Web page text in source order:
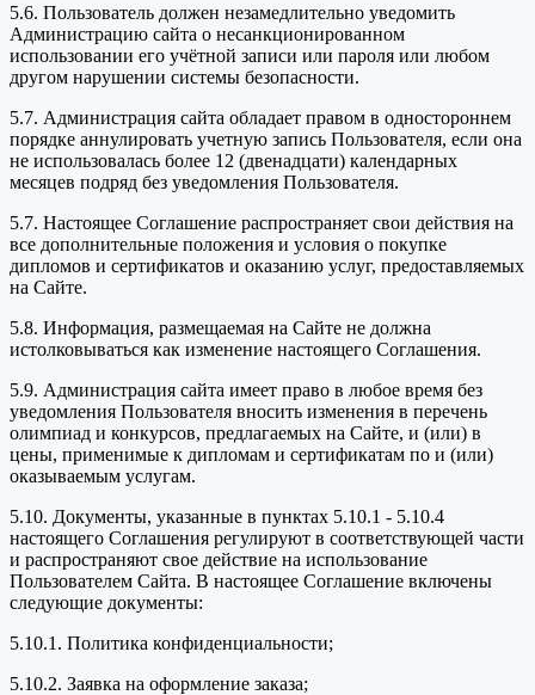
5.6. Пользователь должен незамедлительно уведомить
Администрацию сайта о несанкционированном
использовании его учётной записи или пароля или любом
другом нарушении системы безопасности.
5.7. Администрация сайта обладает правом в одностороннем
порядке аннулировать учетную запись Пользователя, если она
не использовалась более 12 (двенадцати) календарных
месяцев подряд без уведомления Пользователя.
5.7. Настоящее Соглашение распространяет свои действия на
все дополнительные положения и условия о покупке
дипломов и сертификатов и оказанию услуг, предоставляемых
на Сайте.
5.8. Информация, размещаемая на Сайте не должна
истолковываться как изменение настоящего Соглашения.
5.9. Администрация сайта имеет право в любое время без
уведомления Пользователя вносить изменения в перечень
олимпиад и конкурсов, предлагаемых на Сайте, и (или) в
цены, применимые к дипломам и сертификатам по и (или)
оказываемым услугам.
5.10. Документы, указанные в пунктах 5.10.1 - 5.10.4
настоящего Соглашения регулируют в соответствующей части
и распространяют свое действие на использование
Пользователем Сайта. В настоящее Соглашение включены
следующие документы:
5.10.1. Политика конфиденциальности;
5.10.2. Заявка на оформление заказа;